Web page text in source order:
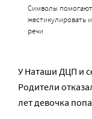
Символы
жестикулировать
речи
У Наташи ДЦП и
Родители
лет девочка